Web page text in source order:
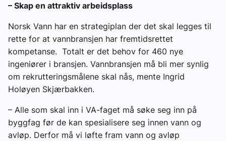
– Skap en attraktiv arbeidsplass
Norsk Vann har en strategiplan der det skal legges til
rette for at vannbransjen har fremtidsrettet
kompetanse. Totalt er det behov for 460 nye
ingeniører i bransjen. Vannbransjen må bli mer synlig
om rekrutteringsmålene skal nås, mente Ingrid
Holøyen Skjærbakken.
– Alle som skal inn i VA-faget må søke seg inn på
byggfag før de kan spesialisere seg innen vann og
avløp. Derfor må vi løfte fram vann og avløp